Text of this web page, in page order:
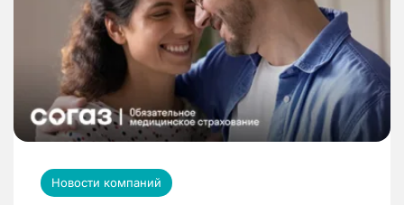
Новости компаний